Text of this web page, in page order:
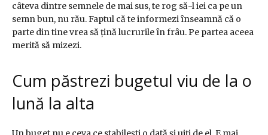
câteva dintre semnele de mai sus, te rog să-l iei ca pe un
semn bun, nu rău. Faptul că te informezi înseamnă că o
parte din tine vrea să țină lucrurile în frâu. Pe partea aceea
merită să mizezi.
Cum păstrezi bugetul viu de la o
lună la alta